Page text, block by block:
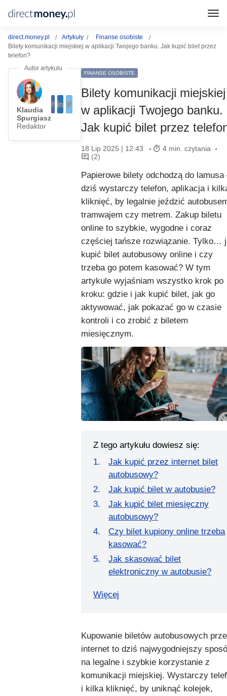
direct.money.pl Artykuły
Finanse osobiste
Bilety komunikacji miejskiej w aplikacji Twojego banku. Jak kupić bilet przez
telefon?
Klaudia
Spurgiasz
Redaktor
FINANSE OSOBISTE
Bilety komunikacji miejskiej
w aplikacji Twojego banku.
Jak kupić bilet przez
18 Lip 2025 | 12:43
4 min. czytania
(2)
Papierowe bilety odchodzą do lamusa
dziś wystarczy telefon, aplikacja i
kliknięć, by legalnie jeździć
tramwajem czy metrem. Zakup biletu
online to szybkie, wygodne i coraz
częściej tańsze rozwiązanie. Tylko…
kupić bilet autobusowy online i czy
trzeba go potem kasować? W tym
artykule wyjaśniam wszystko krok po
kroku: gdzie i jak kupić bilet, jak go
aktywować, jak pokazać go w czasie
kontroli i co zrobić z biletem
miesięcznym.
Z tego artykułu dowiesz się:
Jak kupić przez internet bilet
autobusowy?
Jak kupić bilet w autobusie?
Jak kupić bilet miesięczny
autobusowy?
Czy bilet kupiony online trzeba
kasować?
Jak skasować bilet
elektroniczny w autobusie?
Więcej
Kupowanie biletów autobusowych
internet to dziś najwygodniejszy
na legalne i szybkie korzystanie z
komunikacji miejskiej. Wystarczy
i kilka kliknięć, by uniknąć kolejek,